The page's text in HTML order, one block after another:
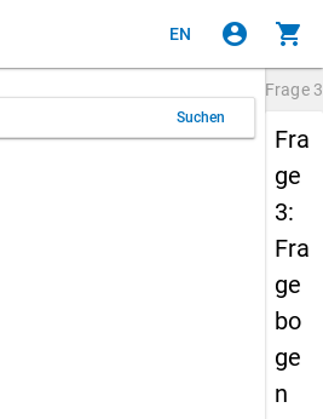
EN account_circle shopping_cart
Suchen
Frage 3
Fra
ge
3:
Fra
ge
bo
ge
n